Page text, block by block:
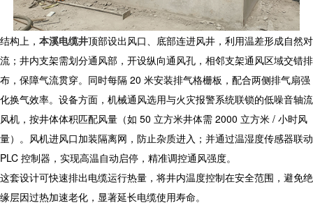
结构上， 本溪电缆井顶部设出风口、底部连进风井，利用温差形成自然对
流；井内支架需划分通风部，开设纵向通风孔，相邻支架通风区域交错排
布，保障气流贯穿。同时每隔 20 米安装排气格栅板，配合两侧排气扇强
化换气效率。设备方面，机械通风选用与火灾报警系统联锁的低噪音轴流
风机，按井体体积匹配风量（如 50 立方米井体需 2000 立方米 / 小时风
量）。风机进风口加装隔离网，防止杂质进入；并通过温湿度传感器联动
PLC 控制器，实现高温自动启停，精准调控通风强度。​
这套设计可快速排出电缆运行热量，将井内温度控制在安全范围，避免绝
缘层因过热加速老化，显著延长电缆使用寿命。